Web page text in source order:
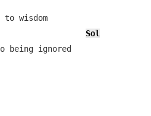
wisdom
Sol
ignored